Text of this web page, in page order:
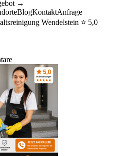
→
Wendelstein ⭐ 5,0